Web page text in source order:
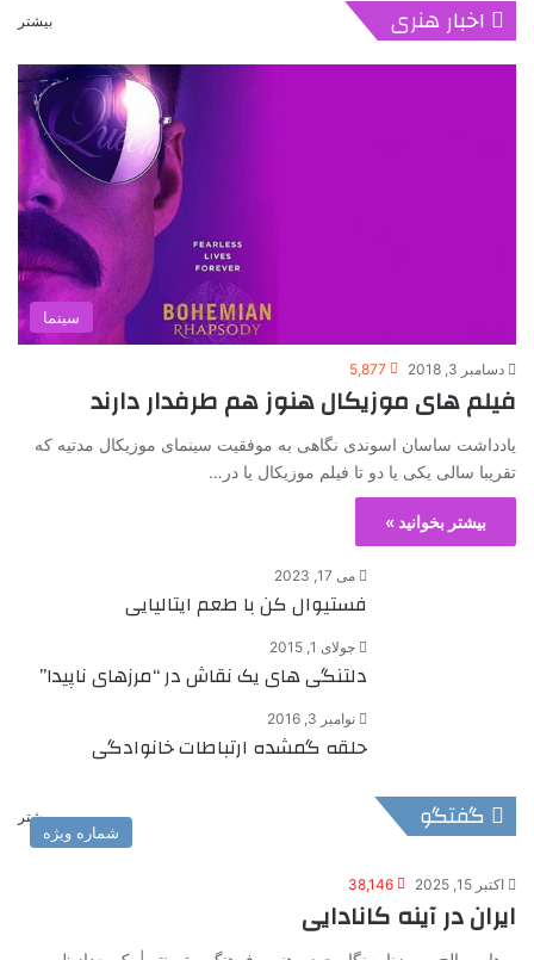
اخبار هنری بیشتر
سینما
دسامبر 3, 2018 5,877
فیلم های موزیکال هنوز هم طرفدار دارند
یادداشت ساسان اسوندی نگاهی به موفقیت سینمای موزیکال مدتیه که
تقریبا سالی یکی یا دو تا فیلم موزیکال یا در…
بیشتر بخوانید »
می 17, 2023
فستیوال کن با طعم ایتالیایی
جولای 1, 2015
دلتنگی های یک نقاش در “مرزهای ناپیدا”
نوامبر 3, 2016
حلقه گمشده ارتباطات خانوادگی
گفتگو بیشتر
شماره ویژه
اکتبر 15, 2025 38,146
ایران در آینه کانادایی